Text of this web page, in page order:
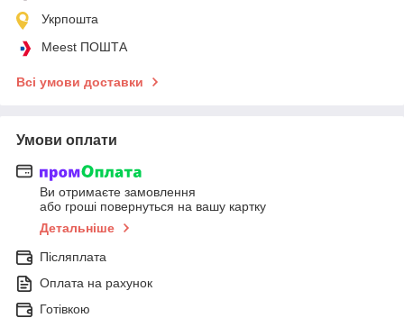
Укрпошта
Meest ПОШТА
Всі умови доставки
Умови оплати
Ви отримаєте замовлення
або гроші повернуться на вашу картку
Детальніше
Післяплата
Оплата на рахунок
Готівкою